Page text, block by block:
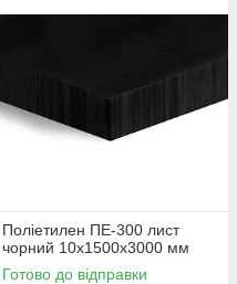
Поліетилен ПЕ-300 лист
чорний 10х1500х3000 мм
Готово до відправки